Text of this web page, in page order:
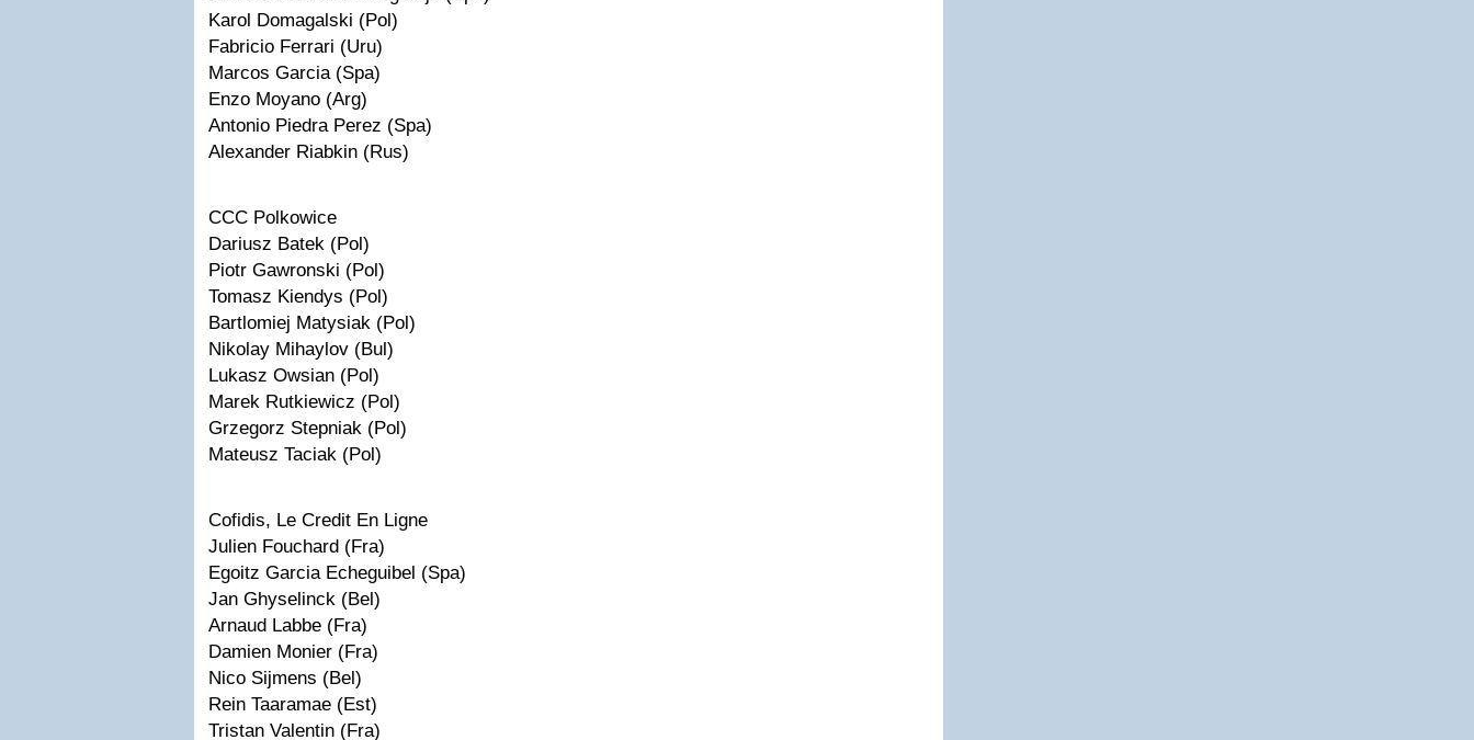
Karol Domagalski (Pol)
Fabricio Ferrari (Uru)
Marcos Garcia (Spa)
Enzo Moyano (Arg)
Antonio Piedra Perez (Spa)
Alexander Riabkin (Rus)
CCC Polkowice
Dariusz Batek (Pol)
Piotr Gawronski (Pol)
Tomasz Kiendys (Pol)
Bartlomiej Matysiak (Pol)
Nikolay Mihaylov (Bul)
Lukasz Owsian (Pol)
Marek Rutkiewicz (Pol)
Grzegorz Stepniak (Pol)
Mateusz Taciak (Pol)
Cofidis, Le Credit En Ligne
Julien Fouchard (Fra)
Egoitz Garcia Echeguibel (Spa)
Jan Ghyselinck (Bel)
Arnaud Labbe (Fra)
Damien Monier (Fra)
Nico Sijmens (Bel)
Rein Taaramae (Est)
Tristan Valentin (Fra)